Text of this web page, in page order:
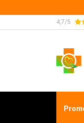
4,7/5
MVA